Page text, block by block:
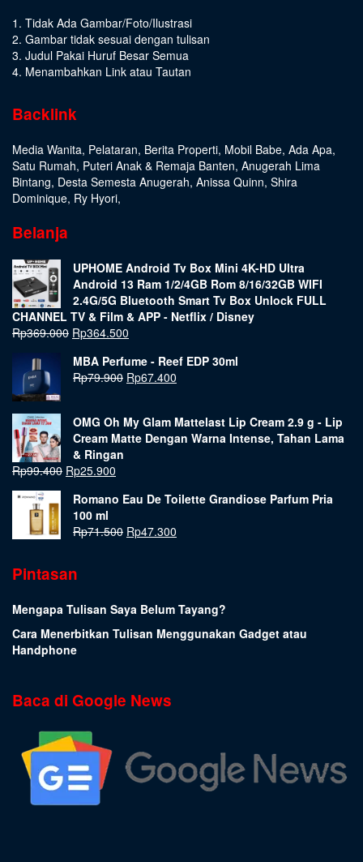
1. Tidak Ada Gambar/Foto/Ilustrasi
2. Gambar tidak sesuai dengan tulisan
3. Judul Pakai Huruf Besar Semua
4. Menambahkan Link atau Tautan
Backlink
Media Wanita, Pelataran, Berita Properti, Mobil Babe, Ada Apa,
Satu Rumah, Puteri Anak & Remaja Banten, Anugerah Lima
Bintang, Desta Semesta Anugerah, Anissa Quinn, Shira
Dominique, Ry Hyori,
Belanja
UPHOME Android Tv Box Mini 4K-HD Ultra
Android 13 Ram 1/2/4GB Rom 8/16/32GB WIFI
2.4G/5G Bluetooth Smart Tv Box Unlock FULL
CHANNEL TV & Film & APP - Netflix / Disney
Rp369.000 Rp364.500
MBA Perfume - Reef EDP 30ml
Rp79.900 Rp67.400
OMG Oh My Glam Mattelast Lip Cream 2.9 g - Lip
Cream Matte Dengan Warna Intense, Tahan Lama
& Ringan
Rp99.400 Rp25.900
Romano Eau De Toilette Grandiose Parfum Pria
100 ml
Rp71.500 Rp47.300
Pintasan
Mengapa Tulisan Saya Belum Tayang?
Cara Menerbitkan Tulisan Menggunakan Gadget atau
Handphone
Baca di Google News